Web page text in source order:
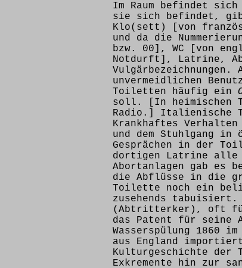
Im Raum befindet
sie sich befindet, gibt
Klo(sett) [von
und da die
bzw. 00], WC [von
Notdurft], Latrine,
unvermeidlichen
Toiletten häufig ein
soll. [In heimischen
Radio.] Italienische
Krankhaftes
und dem Stuhlgang
Gesprächen in der
dortigen Latrine alle
Abortanlagen gab es
die Abflüsse in die
Toilette noch ein
zusehends
(Abtritterker), oft
das Patent für seine
Wasserspülung 1860
aus England
Kulturgeschichte der
Exkremente hin zur